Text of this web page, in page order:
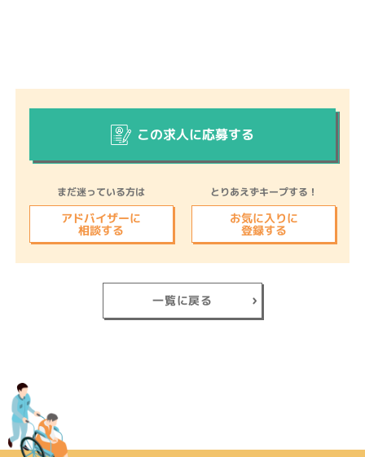
この求人に応募する
まだ迷っている方は
アドバイザーに
相談する
とりあえずキープする！
お気に入りに
登録する
一覧に戻る